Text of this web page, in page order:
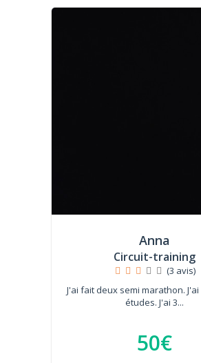
Anna
Circuit-training
(3 avis)
J'ai fait deux semi marathon.
études. J'ai 3...
50€